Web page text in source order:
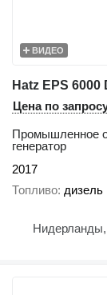
ВИДЕО
Hatz EPS 6000
Цена по
Промышленное
генератор
2017
Топливо дизель